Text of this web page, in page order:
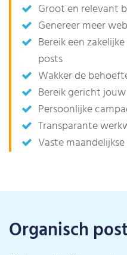
Groot en relevant
Genereer meer
Bereik een
posts
Wakker de
Bereik gericht
Persoonlijke
Transparante
Vaste
Organisch